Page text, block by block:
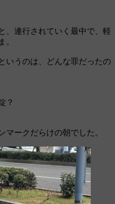
、連行されていく最中で、軽
。
いうのは、どんな罪だったの
？
マークだらけの朝でした。